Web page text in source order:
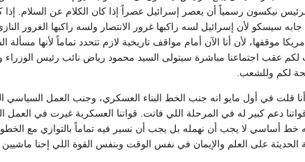
نيكسون رسمياً أن يعصر إسرائيل عصراً إذا كان الكلام عن السلام. إذا
سيسكو لأن إسرائيل لسه راكبها غرور الانتصار ولسه راكبها الغرور
موقفها، لأن أنا الآن أمام مواقف تاريخية لازم تتحدد تماماً لأنها
عقب اجتماعنا مباشرة سيتولى السيد محمود رياض نائب رئيس الوزراء
لكم وللشعب.
وأنا قلت في أول مايو انه جنب الخط البناء العسكري، وجنب العمل
دعم كبير له في المرحلة اللي فاتت. قواتنا العسكرية غيرت في
خط أساسي لا يجب أن نهمله بل يجب أن نسير فيه تماماً بالتوازي مع
على العلم والإيمان في نفس الوقت وبنفس القوة اللي إحنا ماشيين